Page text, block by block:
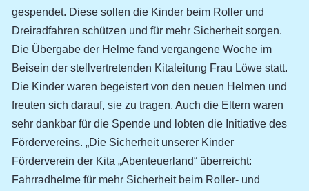
gespendet. Diese sollen die Kinder beim Roller und
Dreiradfahren schützen und für mehr Sicherheit sorgen.
Die Übergabe der Helme fand vergangene Woche im
Beisein der stellvertretenden Kitaleitung Frau Löwe statt.
Die Kinder waren begeistert von den neuen Helmen und
freuten sich darauf, sie zu tragen. Auch die Eltern waren
sehr dankbar für die Spende und lobten die Initiative des
Fördervereins. „Die Sicherheit unserer Kinder
Förderverein der Kita „Abenteuerland“ überreicht:
Fahrradhelme für mehr Sicherheit beim Roller- und